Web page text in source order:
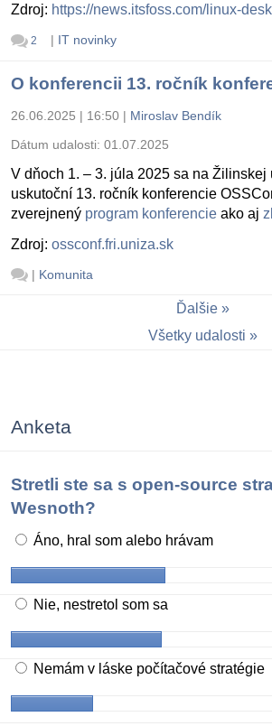
Zdroj: https://news.itsfoss.com/linux-
2 | IT novinky
O konferencii 13. ročník
26.06.2025 | 16:50 | Miroslav Bendík
Dátum udalosti: 01.07.2025
V dňoch 1. – 3. júla 2025 sa na Žilinskej
uskutoční 13. ročník konferencie
zverejnený program konferencie ako aj
Zdroj: ossconf.fri.uniza.sk
| Komunita
Ďalšie
Všetky udalosti
Anketa
Stretli ste sa s open-source
Wesnoth?
Áno, hral som alebo hrávam
Nie, nestretol som sa
Nemám v láske počítačové stratégie